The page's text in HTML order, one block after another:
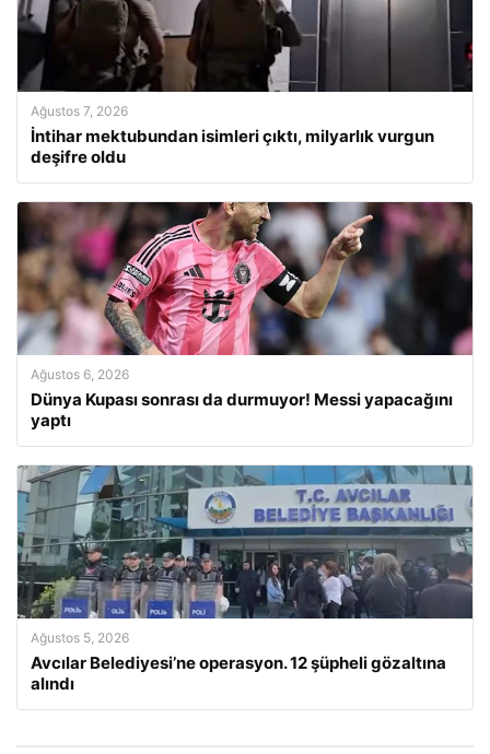
Ağustos 7, 2026
İntihar mektubundan isimleri çıktı, milyarlık vurgun
deşifre oldu
Ağustos 6, 2026
Dünya Kupası sonrası da durmuyor! Messi yapacağını
yaptı
Ağustos 5, 2026
Avcılar Belediyesi’ne operasyon. 12 şüpheli gözaltına
alındı